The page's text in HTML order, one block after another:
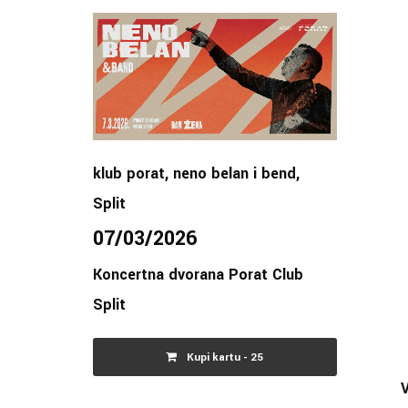
klub porat, neno belan i bend,
Split
07/03/2026
Koncertna dvorana Porat Club
Split
Kupi kartu - 25